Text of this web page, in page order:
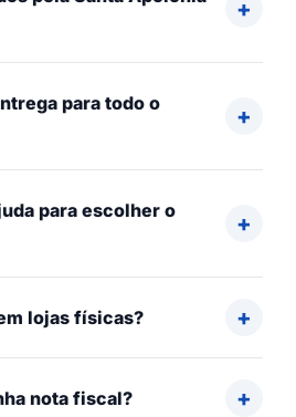
para todo o
para escolher o
lojas físicas?
nota fiscal?